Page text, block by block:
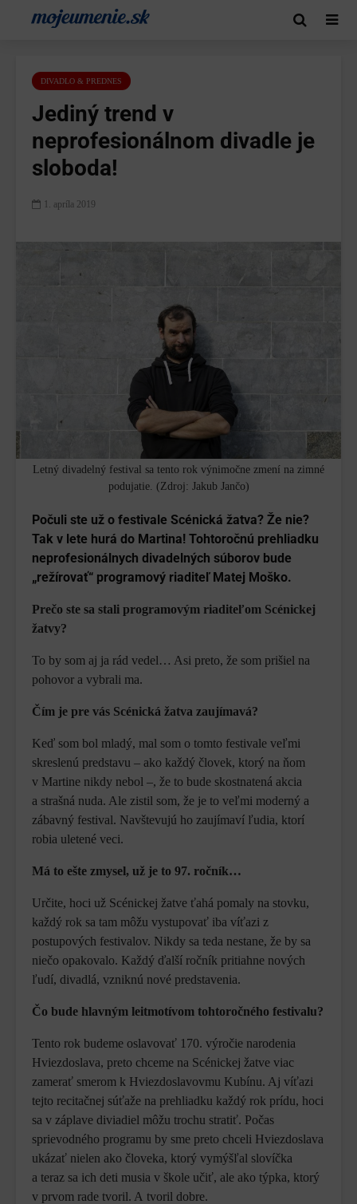
DIVADLO & PREDNES
Jediný trend v
neprofesionálnom divadle je
sloboda!
1. apríla 2019
Letný divadelný festival sa tento rok výnimočne zmení na zimné
podujatie. (Zdroj: Jakub Jančo)
Počuli ste už o festivale Scénická žatva? Že nie?
Tak v lete hurá do Martina! Tohtoročnú prehliadku
neprofesionálnych divadelných súborov bude
„režírovať“ programový riaditeľ Matej Moško.
Prečo ste sa stali programovým riaditeľom Scénickej
žatvy?
To by som aj ja rád vedel… Asi preto, že som prišiel na
pohovor a vybrali ma.
Čím je pre vás Scénická žatva zaujímavá?
Keď som bol mladý, mal som o tomto festivale veľmi
skreslenú predstavu – ako každý človek, ktorý na ňom
v Martine nikdy nebol –, že to bude skostnatená akcia
a strašná nuda. Ale zistil som, že je to veľmi moderný a
zábavný festival. Navštevujú ho zaujímaví ľudia, ktorí
robia uletené veci.
Má to ešte zmysel, už je to 97. ročník…
Určite, hoci už Scénickej žatve ťahá pomaly na stovku,
každý rok sa tam môžu vystupovať iba víťazi z
postupových festivalov. Nikdy sa teda nestane, že by sa
niečo opakovalo. Každý ďalší ročník pritiahne nových
ľudí, divadlá, vzniknú nové predstavenia.
Čo bude hlavným leitmotívom tohtoročného festivalu?
Tento rok budeme oslavovať 170. výročie narodenia
Hviezdoslava, preto chceme na Scénickej žatve viac
zamerať smerom k Hviezdoslavovmu Kubínu. Aj víťazi
tejto recitačnej súťaže na prehliadku každý rok prídu, hoci
sa v záplave diviadiel môžu trochu stratiť. Počas
sprievodného programu by sme preto chceli Hviezdoslava
ukázať nielen ako človeka, ktorý vymýšľal slovíčka
a teraz sa ich deti musia v škole učiť, ale ako týpka, ktorý
v prvom rade tvoril. A tvoril dobre.